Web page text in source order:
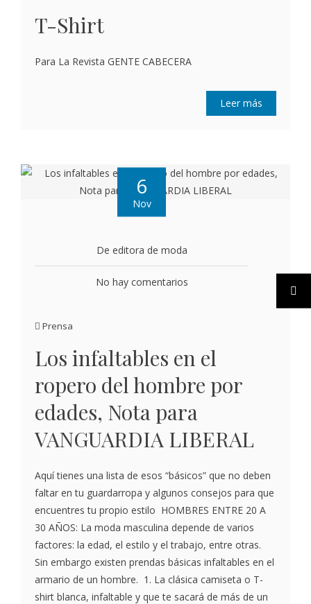
T-Shirt
Para La Revista GENTE CABECERA
Leer más
6
Nov
De editora de moda
No hay comentarios
Prensa
Los infaltables en el
ropero del hombre por
edades, Nota para
VANGUARDIA LIBERAL
Aquí tienes una lista de esos “básicos” que no deben
faltar en tu guardarropa y algunos consejos para que
encuentres tu propio estilo HOMBRES ENTRE 20 A
30 AÑOS: La moda masculina depende de varios
factores: la edad, el estilo y el trabajo, entre otras.
Sin embargo existen prendas básicas infaltables en el
armario de un hombre. 1. La clásica camiseta o T-
shirt blanca, infaltable y que te sacará de más de un